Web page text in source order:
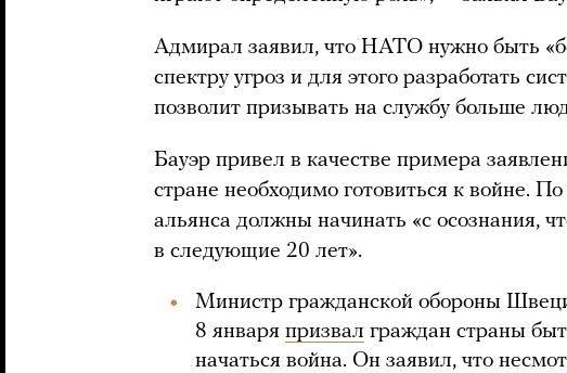
Адмирал заявил, что НАТО нужно быть
спектру угроз и для этого разработать
позволит призывать на службу больше
Бауэр привел в качестве примера
стране необходимо готовиться к войне.
альянса должны начинать «с осознания,
в следующие 20 лет».
Министр гражданской обороны
8 января призвал граждан страны
начаться война. Он заявил, что